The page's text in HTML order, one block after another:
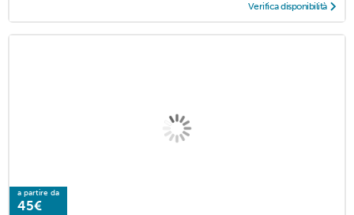
Verifica disponibilità
a partire da
45€